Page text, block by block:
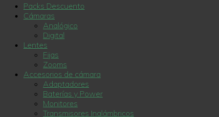
Packs Descuento
Cámaras
Analógico
Digital
Lentes
Fijas
Zooms
Accesorios de cámara
Adaptadores
Baterías y Power
Monitores
Transmisores Inalámbricos